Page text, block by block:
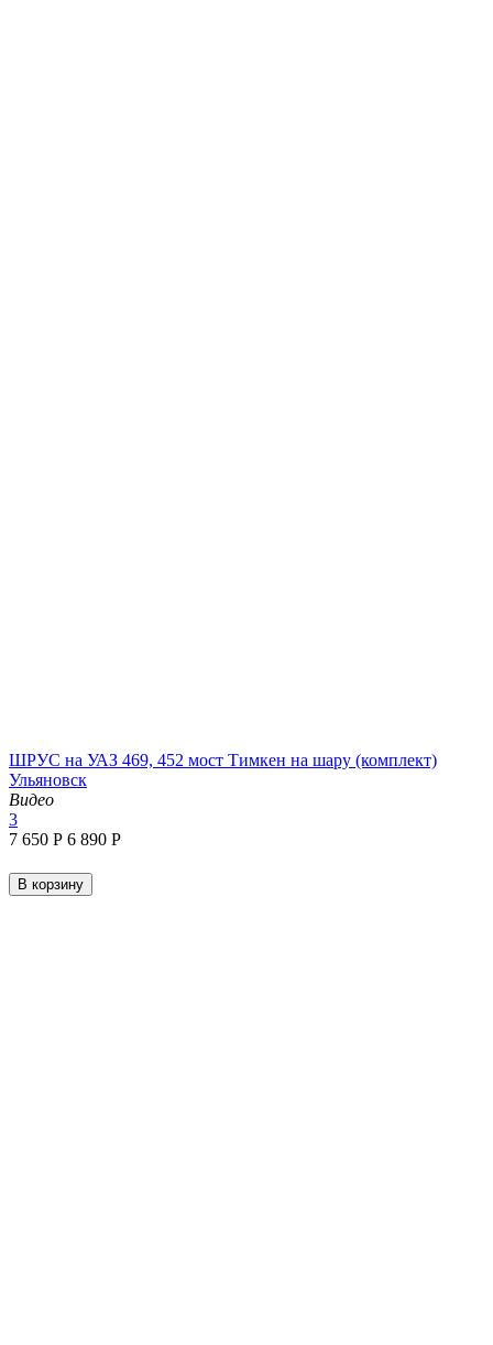
ШРУС на УАЗ 469, 452 мост Тимкен на шару (комплект)
Ульяновск
Видео
3
7 650 Р 6 890 Р
В корзину